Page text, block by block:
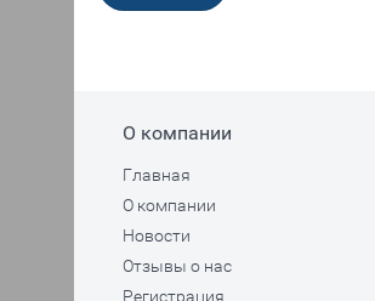
О компании
Главная
О компании
Новости
Отзывы о нас
Регистрация